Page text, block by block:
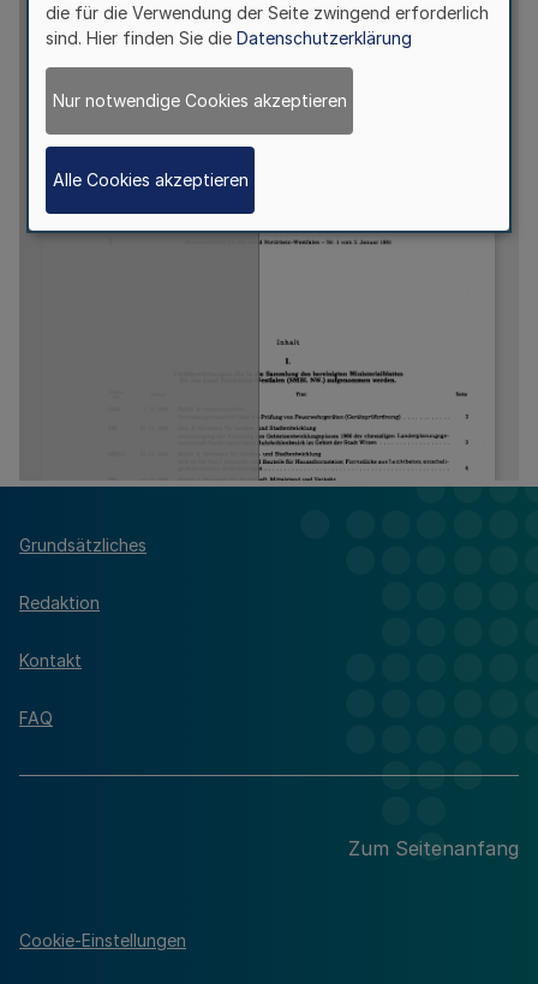
Grundsätzliches
Redaktion
Kontakt
FAQ
Zum Seitenanfang
Cookie-Einstellungen
die für die Verwendung der Seite zwingend erforderlich
sind. Hier finden Sie die Datenschutzerklärung
Nur notwendige Cookies akzeptieren
Alle Cookies akzeptieren